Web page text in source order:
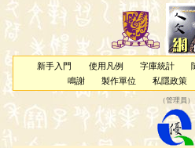
新手入門 使用凡例 字庫統計
鳴謝
製作單位 私隱政策
（管理員 ）